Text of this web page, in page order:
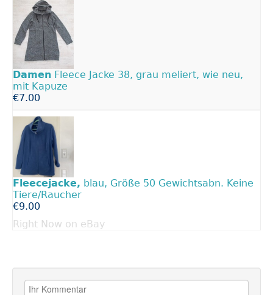
Damen Fleece Jacke 38, grau meliert, wie neu,
mit Kapuze
€7.00
Fleecejacke, blau, Größe 50 Gewichtsabn. Keine
Tiere/Raucher
€9.00
Right Now on eBay